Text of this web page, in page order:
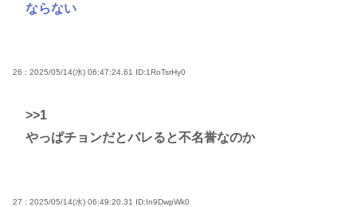
ならない
26 : 2025/05/14(水) 06:47:24.61 ID:1RoTsrHy0
>>1
やっぱチョンだとバレると不名誉なのか
27 : 2025/05/14(水) 06:49:20.31 ID:In9DwpWk0